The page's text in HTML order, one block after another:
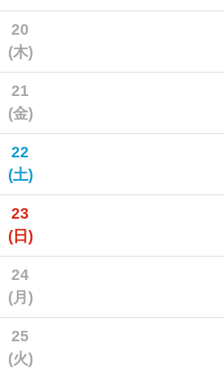
20
(木)
21
(金)
22
(土)
23
(日)
24
(月)
25
(火)